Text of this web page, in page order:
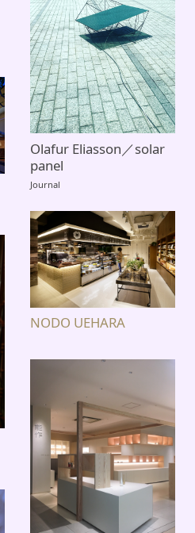
Olafur Eliasson／solar
panel
Journal
NODO UEHARA